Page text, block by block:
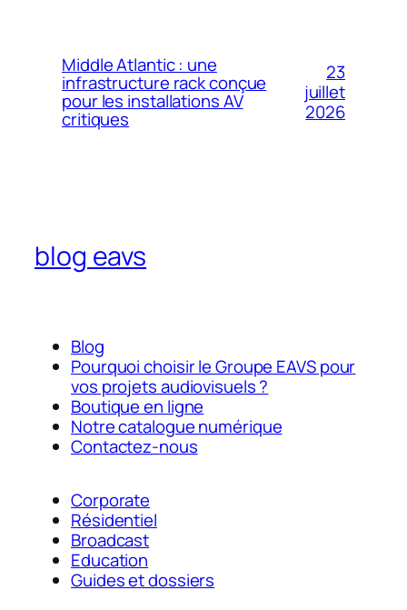
Middle Atlantic : une
infrastructure rack conçue
pour les installations AV
critiques
23
juillet
2026
blog eavs
Blog
Pourquoi choisir le Groupe EAVS pour
vos projets audiovisuels ?
Boutique en ligne
Notre catalogue numérique
Contactez-nous
Corporate
Résidentiel
Broadcast
Education
Guides et dossiers